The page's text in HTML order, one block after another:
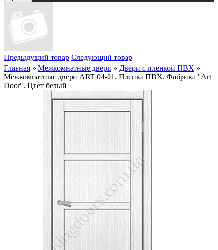
Предыдущий товар Следующий товар
Главная » Межкомнатные двери » Двери с пленкой ПВХ »
Межкомнатные двери ART 04-01. Пленка ПВХ. Фабрика "Art
Door". Цвет белый